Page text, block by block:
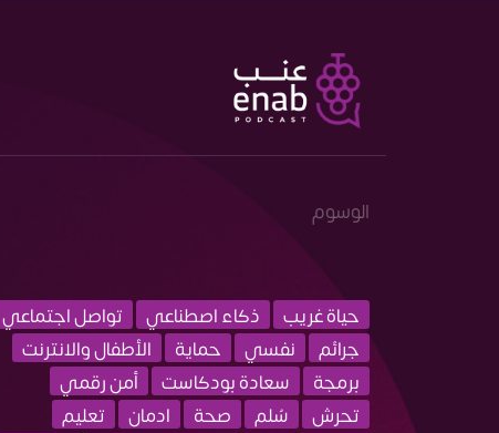
الوسوم
حياة غريب ذكاء اصطناعي
تواصل اجتماعي
جرائم
نفسي حماية
الأطفال والانترنت
برمجة
سعادة بودكاست
أمن رقمي
تحرش
سُلم صحة ادمان
تعليم